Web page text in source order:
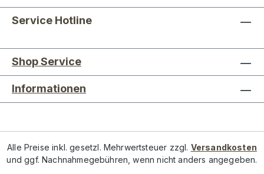
Service Hotline
Shop Service
Informationen
Alle Preise inkl. gesetzl. Mehrwertsteuer zzgl. Versandkosten
und ggf. Nachnahmegebühren, wenn nicht anders angegeben.